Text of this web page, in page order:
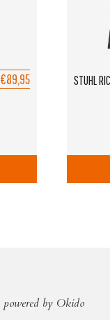
€89,95 STUHL
powered by Okido